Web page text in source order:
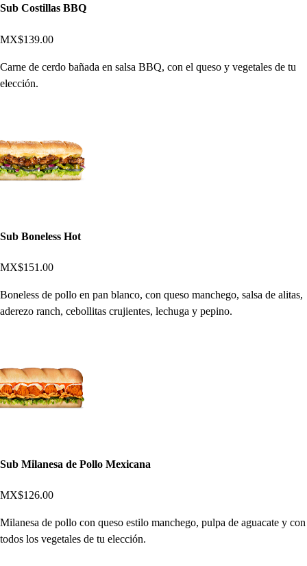
Sub Costillas BBQ
MX$139.00
Carne de cerdo bañada en salsa BBQ, con el queso y vegetales de tu
elección.
Sub Boneless Hot
MX$151.00
Boneless de pollo en pan blanco, con queso manchego, salsa de alitas,
aderezo ranch, cebollitas crujientes, lechuga y pepino.
Sub Milanesa de Pollo Mexicana
MX$126.00
Milanesa de pollo con queso estilo manchego, pulpa de aguacate y con
todos los vegetales de tu elección.